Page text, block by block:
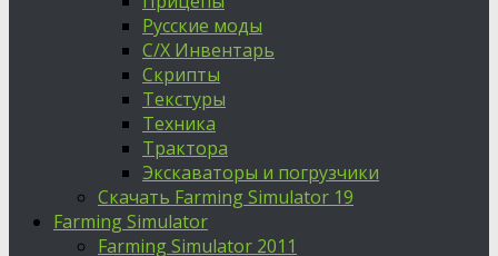
Русские моды
С/Х Инвентарь
Скрипты
Текстуры
Техника
Трактора
Экскаваторы и погрузчики
Скачать Farming Simulator 19
Farming Simulator
Farming Simulator 2011